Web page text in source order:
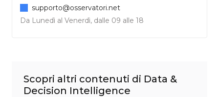
Da Lunedì al Venerdì, dalle 09 alle 18
supporto@osservatori.net
Scopri altri contenuti di Data &
Decision Intelligence